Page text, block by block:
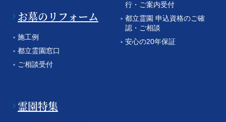
お墓のリフォーム
施工例
都立霊園窓口
ご相談受付
行・ご案内受付
都立霊園 申込資格のご確
認・ご相談
安心の20年保証
霊園特集